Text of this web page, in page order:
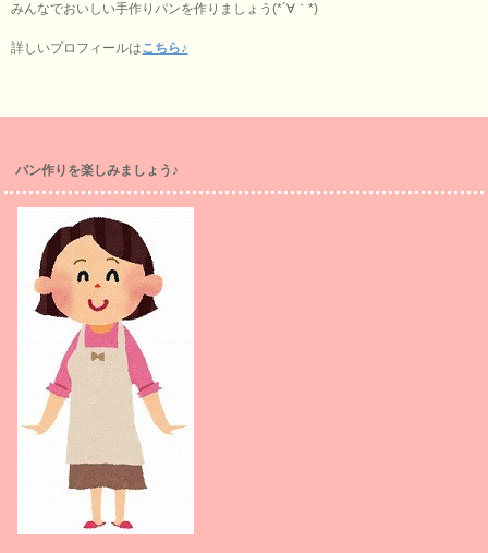
みんなでおいしい手作りパンを作りましょう(*´∀｀*)
詳しいプロフィールはこちら♪
パン作りを楽しみましょう♪